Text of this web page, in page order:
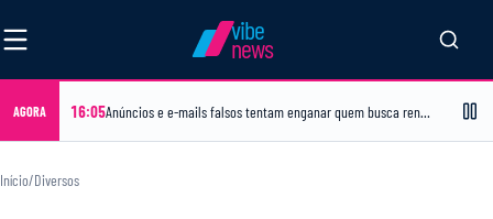
vibe
news
AGORA 16:05 Anúncios e e-mails falsos tentam enganar quem busca renegociar dívidas
Início/Diversos